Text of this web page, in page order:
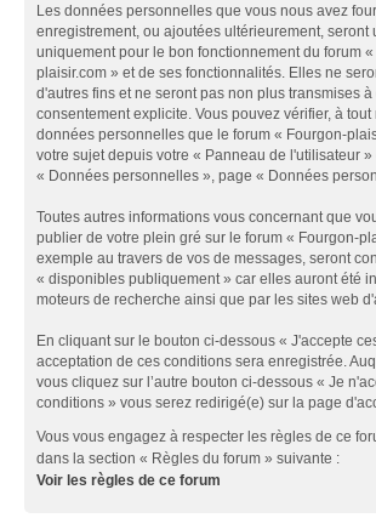
Les données personnelles que vous nous avez
enregistrement, ou ajoutées ultérieurement, seront
uniquement pour le bon fonctionnement du forum
plaisir.com » et de ses fonctionnalités. Elles ne
d'autres fins et ne seront pas non plus transmises
consentement explicite. Vous pouvez vérifier, à tout
données personnelles que le forum « Fourgon-
votre sujet depuis votre « Panneau de l'utilisateur
« Données personnelles », page « Données
Toutes autres informations vous concernant que
publier de votre plein gré sur le forum « Fourgon-
exemple au travers de vos de messages, seront
« disponibles publiquement » car elles auront été
moteurs de recherche ainsi que par les sites web
En cliquant sur le bouton ci-dessous « J'accepte
acceptation de ces conditions sera enregistrée.
vous cliquez sur l’autre bouton ci-dessous « Je
conditions » vous serez redirigé(e) sur la page
Vous vous engagez à respecter les règles de ce
dans la section « Règles du forum » suivante :
Voir les règles de ce forum